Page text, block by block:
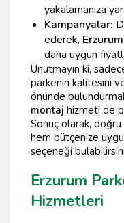
yakalamanıza
Kampanyalar:
ederek,
daha uygun
Unutmayın ki,
parkenin kalitesini
önünde
montaj hizmeti de
Sonuç olarak, doğru
hem bütçenize
seçeneği
Erzurum
Hizmetleri